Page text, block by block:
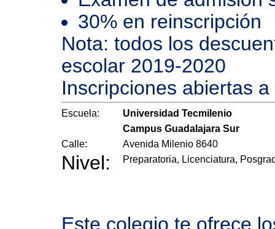
30% en reinscripción
Nota: todos los
escolar 2019-2020
Inscripciones abiertas
Escuela:
Universidad Tecmilenio
Campus Guadalajara Sur
Calle:
Avenida Milenio 8640
Nivel: Preparatoria, Licenciatura,
Este colegio te ofrece